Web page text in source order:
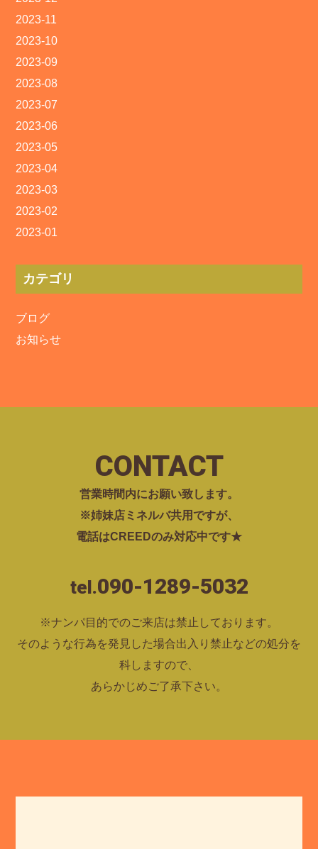
2023-11
2023-10
2023-09
2023-08
2023-07
2023-06
2023-05
2023-04
2023-03
2023-02
2023-01
カテゴリ
ブログ
お知らせ
CONTACT
営業時間内にお願い致します。
※姉妹店ミネルバ共用ですが、
電話はCREEDのみ対応中です★
tel.090-1289-5032
※ナンパ目的でのご来店は禁止しております。
そのような行為を発見した場合出入り禁止などの処分を
科しますので、
あらかじめご了承下さい。